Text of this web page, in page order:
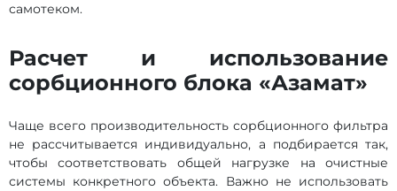
самотеком.
Расчет и использование
сорбционного блока «Азамат»
Чаще всего производительность сорбционного фильтра
не рассчитывается индивидуально, а подбирается так,
чтобы соответствовать общей нагрузке на очистные
системы конкретного объекта. Важно не использовать